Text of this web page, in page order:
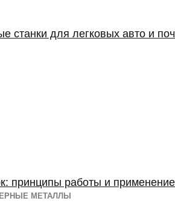
МЕТАЛЛЫ
станки для легковых авто и
принципы работы и